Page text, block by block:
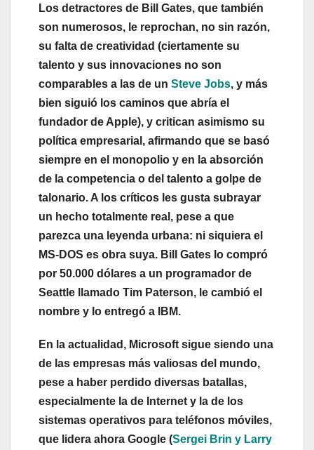
Los detractores de Bill Gates, que también
son numerosos, le reprochan, no sin razón,
su falta de creatividad (ciertamente su
talento y sus innovaciones no son
comparables a las de un Steve Jobs, y más
bien siguió los caminos que abría el
fundador de Apple), y critican asimismo su
política empresarial, afirmando que se basó
siempre en el monopolio y en la absorción
de la competencia o del talento a golpe de
talonario. A los críticos les gusta subrayar
un hecho totalmente real, pese a que
parezca una leyenda urbana: ni siquiera el
MS-DOS es obra suya. Bill Gates lo compró
por 50.000 dólares a un programador de
Seattle llamado Tim Paterson, le cambió el
nombre y lo entregó a IBM.
En la actualidad, Microsoft sigue siendo una
de las empresas más valiosas del mundo,
pese a haber perdido diversas batallas,
especialmente la de Internet y la de los
sistemas operativos para teléfonos móviles,
que lidera ahora Google (Sergei Brin y Larry